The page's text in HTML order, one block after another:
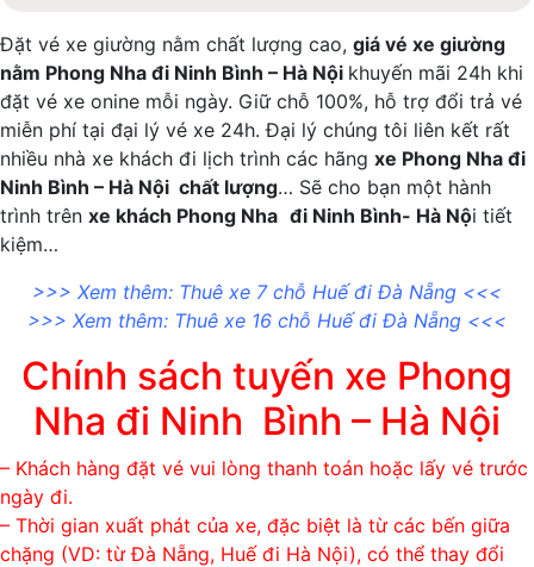
Đặt vé xe giường nằm chất lượng cao, giá vé xe giường
nằm Phong Nha đi Ninh Bình – Hà Nội khuyến mãi 24h khi
đặt vé xe onine mỗi ngày. Giữ chỗ 100%, hỗ trợ đổi trả vé
miễn phí tại đại lý vé xe 24h. Đại lý chúng tôi liên kết rất
nhiều nhà xe khách đi lịch trình các hãng xe Phong Nha đi
Ninh Bình – Hà Nội chất lượng… Sẽ cho bạn một hành
trình trên xe khách Phong Nha đi Ninh Bình- Hà Nội tiết
kiệm…
>>> Xem thêm: Thuê xe 7 chỗ Huế đi Đà Nẵng <<<
>>> Xem thêm: Thuê xe 16 chỗ Huế đi Đà Nẵng <<<
Chính sách tuyến xe Phong
Nha đi Ninh Bình – Hà Nội
– Khách hàng đặt vé vui lòng thanh toán hoặc lấy vé trước
ngày đi.
– Thời gian xuất phát của xe, đặc biệt là từ các bến giữa
chặng (VD: từ Đà Nẵng, Huế đi Hà Nội), có thể thay đổi